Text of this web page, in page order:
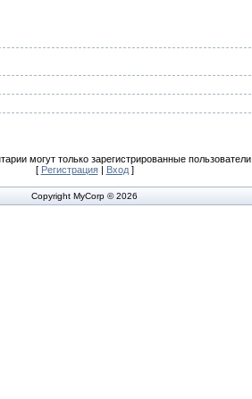
могут только зарегистрированные пользователи.
[ Регистрация| Вход]
Copyright MyCorp © 2026